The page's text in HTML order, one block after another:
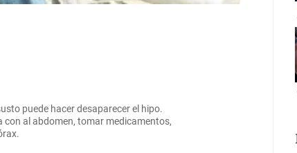
puede hacer desaparecer el hipo.
con al abdomen, tomar medicamentos,